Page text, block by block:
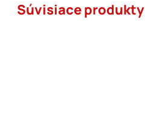
Súvisiace produkty